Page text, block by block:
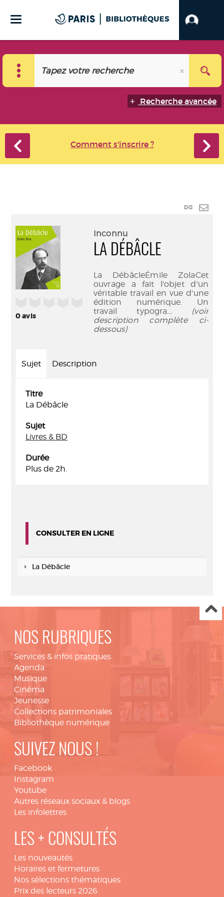
Recherche avancée
Comment s'inscrire ?
Lien
0avis
Inconnu
LA DÉBÂCLE
La DébâcleÉmile ZolaCet
ouvrage a fait l'objet d'un
véritable travail en vue d'une
édition numérique. Un
travail typogra... (voir
description complète ci-
dessous)
Sujet Description
Titre
La Débâcle
Sujet
Livres & BD
Durée
Plus de 2h.
CONSULTER EN LIGNE
La Débâcle
NOS RUBRIQUES
Services & infos pratiques
Agenda
Musique
Cinéma
Jeunesse
Collections patrimoniales
Bibliothèque numérique
SUIVEZ NOUS !
Facebook
Instagram
Youtube
Autres réseaux sociaux & blogs
Les infolettres
LES + CONSULTÉS
Les nouveautés
Horaires et fermetures
Nos sélections thématiques
Prix des lecteurs 2026